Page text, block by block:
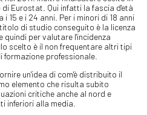
Eurostat. Qui infatti la fascia d'età
15 e i 24 anni. Per i minori di 18 anni
di studio conseguito è la licenza
quindi per valutare l'incidenza
scelto è il non frequentare altri tipi
professionale.
un'idea di com'è distribuito il
elemento che risulta subito
critiche anche al nord e
inferiori alla media.